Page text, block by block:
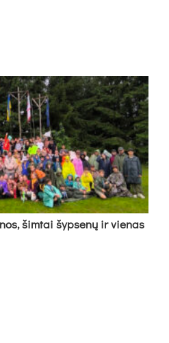
šim­tai šyp­se­nų ir vie­nas